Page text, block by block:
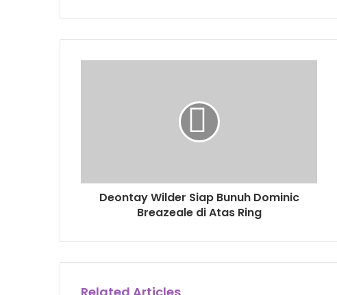
Deontay Wilder Siap Bunuh Dominic
Breazeale di Atas Ring